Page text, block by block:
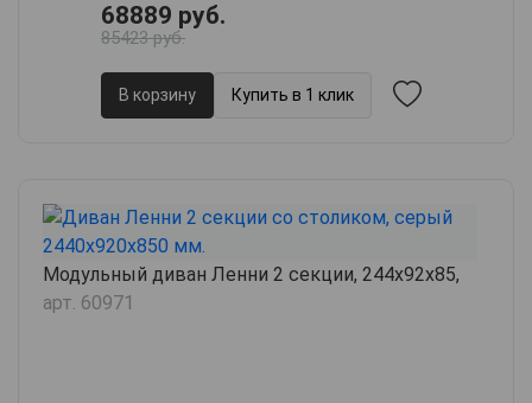
68889 руб.
85423 руб.
В корзину Купить в 1 клик
Модульный диван Ленни 2 секции, 244х92х85,
арт. 60971